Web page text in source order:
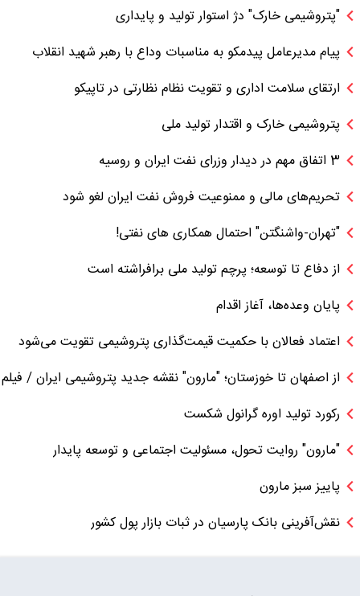
"پتروشیمی خارک" دژ استوار تولید و پایداری
پیام مدیرعامل پیدمکو به مناسبات وداع با رهبر شهید انقلاب
ارتقای سلامت اداری و تقویت نظام نظارتی در تاپیکو
پتروشیمی خارک و اقتدار تولید ملی
3 اتفاق مهم در دیدار وزرای نفت ایران و روسیه
تحریم‌های مالی و ممنوعیت فروش نفت ایران لغو شود
"تهران-واشنگتن" احتمال همکاری های نفتی!
از دفاع تا توسعه؛ پرچم تولید ملی برافراشته است
پایان وعده‌ها، آغاز اقدام
اعتماد فعالان با حکمیت قیمت‌گذاری پتروشیمی تقویت می‌شود
از اصفهان تا خوزستان؛ "مارون" نقشه جدید پتروشیمی ایران / فیلم
رکورد تولید اوره گرانول شکست
"مارون" روایت تحول، مسئولیت اجتماعی و توسعه پایدار
پاییز سبز مارون
نقش‌آفرینی بانک پارسیان در ثبات بازار پول کشور